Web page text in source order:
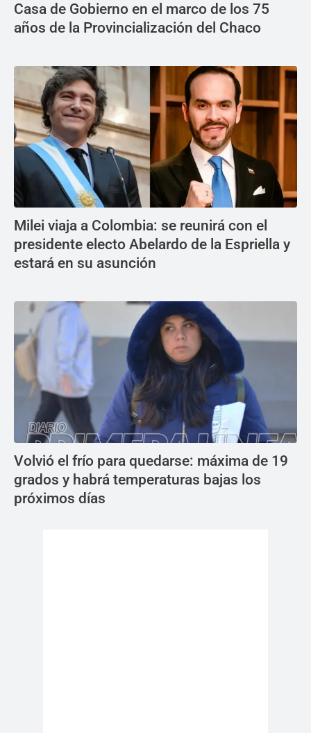
Casa de Gobierno en el marco de los 75
años de la Provincialización del Chaco
Milei viaja a Colombia: se reunirá con el
presidente electo Abelardo de la Espriella y
estará en su asunción
Volvió el frío para quedarse: máxima de 19
grados y habrá temperaturas bajas los
próximos días